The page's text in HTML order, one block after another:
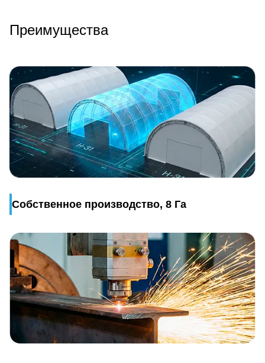
Преимущества
Собственное производство, 8 Га